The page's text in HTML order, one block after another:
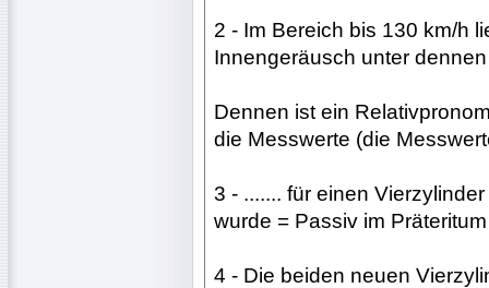
2 - Im Bereich bis 130 km/h
Innengeräusch unter
Dennen ist ein
die Messwerte (die
3 - ....... für einen
wurde = Passiv im
4 - Die beiden neuen